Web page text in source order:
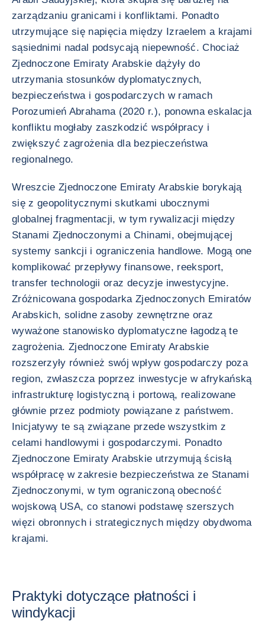
zarządzaniu granicami i konfliktami. Ponadto
utrzymujące się napięcia między Izraelem a krajami
sąsiednimi nadal podsycają niepewność. Chociaż
Zjednoczone Emiraty Arabskie dążyły do
utrzymania stosunków dyplomatycznych,
bezpieczeństwa i gospodarczych w ramach
Porozumień Abrahama (2020 r.), ponowna eskalacja
konfliktu mogłaby zaszkodzić współpracy i
zwiększyć zagrożenia dla bezpieczeństwa
regionalnego.
Wreszcie Zjednoczone Emiraty Arabskie borykają
się z geopolitycznymi skutkami ubocznymi
globalnej fragmentacji, w tym rywalizacji między
Stanami Zjednoczonymi a Chinami, obejmującej
systemy sankcji i ograniczenia handlowe. Mogą one
komplikować przepływy finansowe, reeksport,
transfer technologii oraz decyzje inwestycyjne.
Zróżnicowana gospodarka Zjednoczonych Emiratów
Arabskich, solidne zasoby zewnętrzne oraz
wyważone stanowisko dyplomatyczne łagodzą te
zagrożenia. Zjednoczone Emiraty Arabskie
rozszerzyły również swój wpływ gospodarczy poza
region, zwłaszcza poprzez inwestycje w afrykańską
infrastrukturę logistyczną i portową, realizowane
głównie przez podmioty powiązane z państwem.
Inicjatywy te są związane przede wszystkim z
celami handlowymi i gospodarczymi. Ponadto
Zjednoczone Emiraty Arabskie utrzymują ścisłą
współpracę w zakresie bezpieczeństwa ze Stanami
Zjednoczonymi, w tym ograniczoną obecność
wojskową USA, co stanowi podstawę szerszych
więzi obronnych i strategicznych między obydwoma
krajami.
Praktyki dotyczące płatności i
windykacji